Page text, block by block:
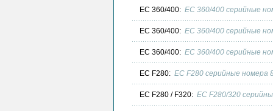
EC 360/400: EC 360/400 серийные
EC 360/400: EC 360/400 серийные
EC 360/400: EC 360/400 серийные
EC F280: EC F280 серийные номера
EC F280 / F320: EC F280/320